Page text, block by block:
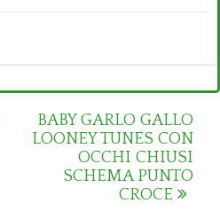
BABY GARLO GALLO
LOONEY TUNES CON
OCCHI CHIUSI
SCHEMA PUNTO
CROCE